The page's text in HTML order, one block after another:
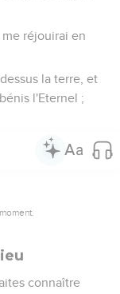
réjouirai en
la terre, et
l'Eternel ;
connaître